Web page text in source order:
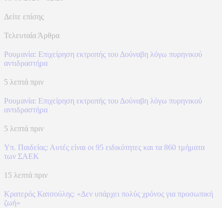
Δείτε επίσης
Τελευταία Άρθρα
Ρουμανία: Επιχείρηση εκτροπής του Δούναβη λόγω πυρηνικού
αντιδραστήρα
5 λεπτά πριν
Ρουμανία: Επιχείρηση εκτροπής του Δούναβη λόγω πυρηνικού
αντιδραστήρα
5 λεπτά πριν
Υπ. Παιδείας: Αυτές είναι οι 95 ειδικότητες και τα 860 τμήματα
των ΣΑΕΚ
15 λεπτά πριν
Κρατερός Κατσούλης: «Δεν υπάρχει πολύς χρόνος για προσωπική
ζωή»